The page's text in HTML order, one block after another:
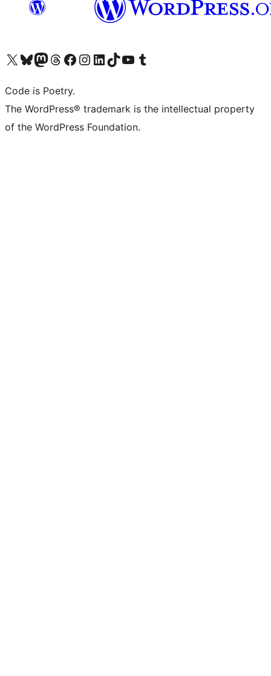
Visita il nostro account X (ex Twitter)
Visita il nostro account Bluesky
Visita il nostro account Mastodon
Visita il nostro account Threads
Visita la nostra pagina Facebook
Visita il nostro account Instagram
Visita il nostro account LinkedIn
Visita il nostro account TikTok
Visita il nostro canale YouTube
Visita il nostro account Tumblr
Code is Poetry.
The WordPress® trademark is the intellectual property
of the WordPress Foundation.